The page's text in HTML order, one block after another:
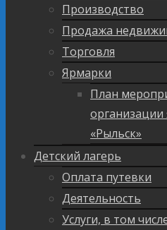
Производство
Продажа
Торговля
Ярмарки
План
«Рыльск»
Детский лагерь
Оплата путевки
Деятельность
Услуги, в том